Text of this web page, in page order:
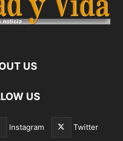
US
US
Instagram Twitter